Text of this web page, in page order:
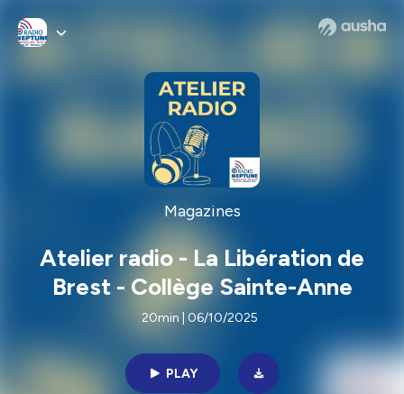
Magazines
Atelier radio - La Libération de
Brest - Collège Sainte-Anne
20min | 06/10/2025
PLAY